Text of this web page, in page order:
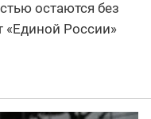
остаются без
«Единой России»